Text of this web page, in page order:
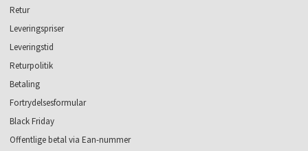
Retur
Leveringspriser
Leveringstid
Returpolitik
Betaling
Fortrydelsesformular
Black Friday
Offentlige betal via Ean-nummer